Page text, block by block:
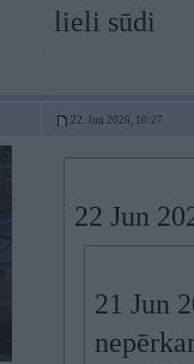
lieli sūdi
22. Jun 2026, 10:27
22 Jun
21 Jun